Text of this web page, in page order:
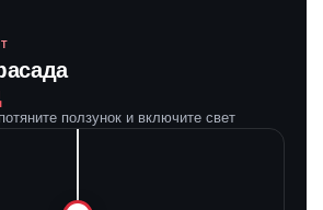
ползунок и включите свет